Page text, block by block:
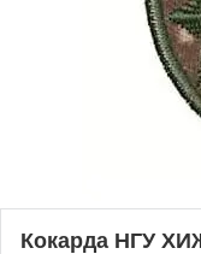
Кокарда НГУ